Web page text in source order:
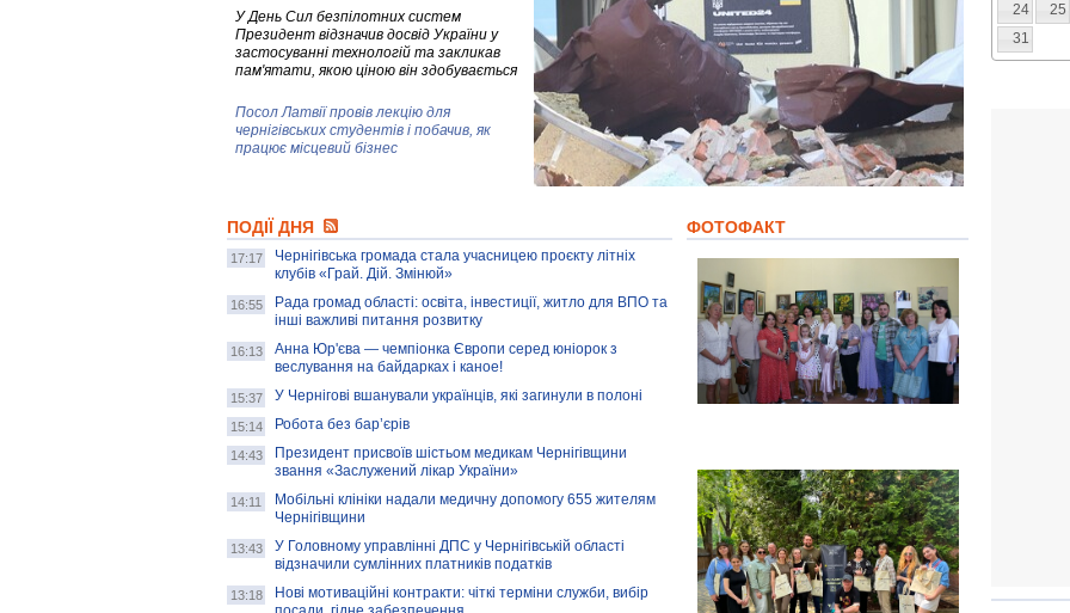
У День Сил безпілотних систем
Президент відзначив досвід України у
застосуванні технологій та закликав
пам'ятати, якою ціною він здобувається
Посол Латвії провів лекцію для
чернігівських студентів і побачив, як
працює місцевий бізнес
колекцію про війну, емоції та тварин
AB InBev Efes Україна підтримала
навчальний проєкт "Молодіжна бізнес-
школа", спрямований на розвиток
підприємництва у Чернігівській області
Золота тварина: видання Forbes
написало про чернігівця Патрона: хто і
скільки на ньому заробляє? І куди
витрачають?
ПОДІЇ ДНЯ
17:17
Чернігівська громада стала учасницею проєкту літніх
клубів «Грай. Дій. Змінюй»
16:55
Рада громад області: освіта, інвестиції, житло для ВПО та
інші важливі питання розвитку
16:13
Анна Юр'єва — чемпіонка Європи серед юніорок з
веслування на байдарках і каное!
15:37 У Чернігові вшанували українців, які загинули в полоні
15:14 Робота без бар’єрів
14:43
Президент присвоїв шістьом медикам Чернігівщини
звання «Заслужений лікар України»
14:11
Мобільні клініки надали медичну допомогу 655 жителям
Чернігівщини
13:43
У Головному управлінні ДПС у Чернігівській області
відзначили сумлінних платників податків
13:18
Нові мотиваційні контракти: чіткі терміни служби, вибір
ФОТОФАКТ
24
25
31